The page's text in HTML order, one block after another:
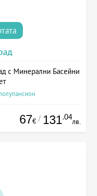
с Минерални Басейни
67€ / 131.04
лв.